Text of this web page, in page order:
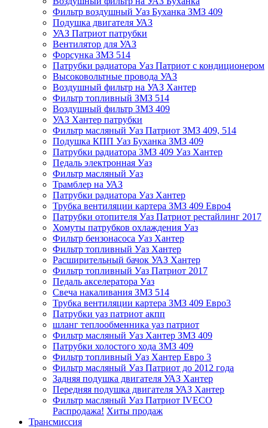
Фильтр воздушный Уаз Буханка ЗМЗ 409
Подушка двигателя УАЗ
УАЗ Патриот патрубки
Вентилятор для УАЗ
Форсунка ЗМЗ 514
Патрубки радиатора Уаз Патриот с кондиционером
Высоковольтные провода УАЗ
Воздушный фильтр на УАЗ Хантер
Фильтр топливный ЗМЗ 514
Воздушный фильтр ЗМЗ 409
УАЗ Хантер патрубки
Фильтр масляный Уаз Патриот ЗМЗ 409, 514
Подушка КПП Уаз Буханка ЗМЗ 409
Патрубки радиатора ЗМЗ 409 Уаз Хантер
Педаль электронная Уаз
Фильтр масляный Уаз
Трамблер на УАЗ
Патрубки радиатора Уаз Хантер
Трубка вентиляции картера ЗМЗ 409 Евро4
Патрубки отопителя Уаз Патриот рестайлинг 2017
Хомуты патрубков охлаждения Уаз
Фильтр бензонасоса Уаз Хантер
Фильтр топливный Уаз Хантер
Расширительный бачок УАЗ Хантер
Фильтр топливный Уаз Патриот 2017
Педаль акселератора Уаз
Свеча накаливания ЗМЗ 514
Трубка вентиляции картера ЗМЗ 409 Евро3
Патрубки уаз патриот акпп
шланг теплообменника уаз патриот
Фильтр масляный Уаз Хантер ЗМЗ 409
Патрубки холостого хода ЗМЗ 409
Фильтр топливный Уаз Хантер Евро 3
Фильтр масляный Уаз Патриот до 2012 года
Задняя подушка двигателя УАЗ Хантер
Передняя подушка двигателя УАЗ Хантер
Фильтр масляный Уаз Патриот IVECO
Распродажа! Хиты продаж
Трансмиссия